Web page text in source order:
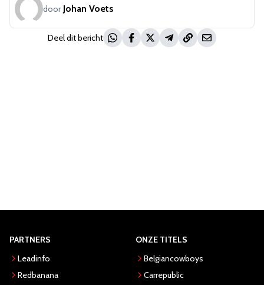
door Johan Voets
Deel dit bericht
PARTNERS
Leadinfo
Redbanana
ONZE TITELS
Belgiancowboys
Carrepublic